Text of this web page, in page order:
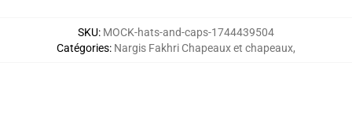
SKU: MOCK-hats-and-caps-1744439504
Catégories: Nargis Fakhri Chapeaux et chapeaux,